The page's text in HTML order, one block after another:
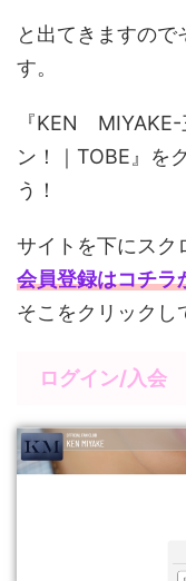
と出てきますので
す。
『KEN
ン！｜TOBE』を
う！
サイトを下にスク
会員登録はコチラ
そこをクリックし
ログイン/入会